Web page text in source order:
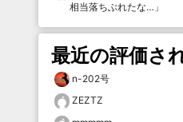
相当落ちぶれたな… 」
最近の評価さ
n-202号
ZEZTZ